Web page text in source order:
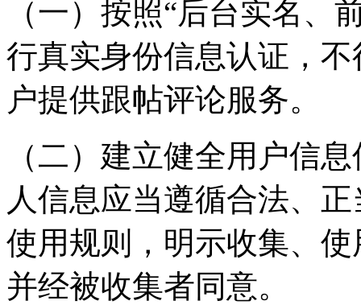
（一）按照“后台实名、
行真实身份信息认证，
户提供跟帖评论服务。
（二）建立健全用户信
人信息应当遵循合法、
使用规则，明示收集、
并经被收集者同意。